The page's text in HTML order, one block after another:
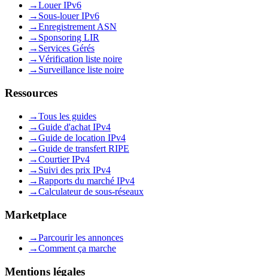
→Louer IPv6
→ Sous-louer IPv6
→Enregistrement ASN
→ Sponsoring LIR
→ Services Gérés
→Vérification liste noire
→ Surveillance liste noire
Ressources
→Tous les guides
→Guide d'achat IPv4
→Guide de location IPv4
→Guide de transfert RIPE
→Courtier IPv4
→ Suivi des prix IPv4
→Rapports du marché IPv4
→Calculateur de sous-réseaux
Marketplace
→Parcourir les annonces
→Comment ça marche
Mentions légales